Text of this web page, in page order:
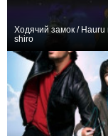
Ходячий замок / Hauru
shiro